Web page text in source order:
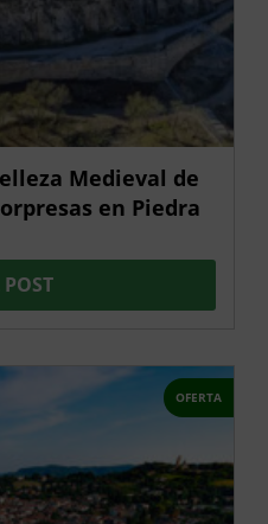
Medieval de
en Piedra
OFERTA